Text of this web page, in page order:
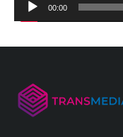
00:00